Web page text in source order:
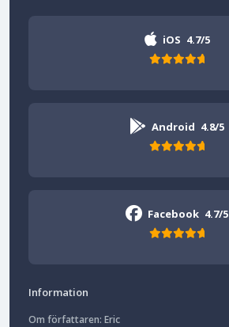
iOS 4.7/5
Android 4.8/5
Facebook 4.7/5
Information
Om författaren: Eric